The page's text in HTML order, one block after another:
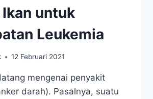
untuk
Leukemia
12 Februari 2021
mengenai penyakit
darah). Pasalnya, suatu